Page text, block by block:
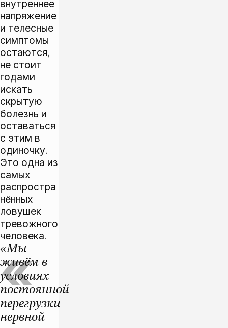
внутреннее
напряжение
и телесные
симптомы
остаются,
не стоит
годами
искать
скрытую
болезнь и
оставаться
с этим в
одиночку.
Это одна из
самых
распростра
нённых
ловушек
тревожного
человека.
«Мы
живём в
условиях
постоянной
перегрузки
нервной